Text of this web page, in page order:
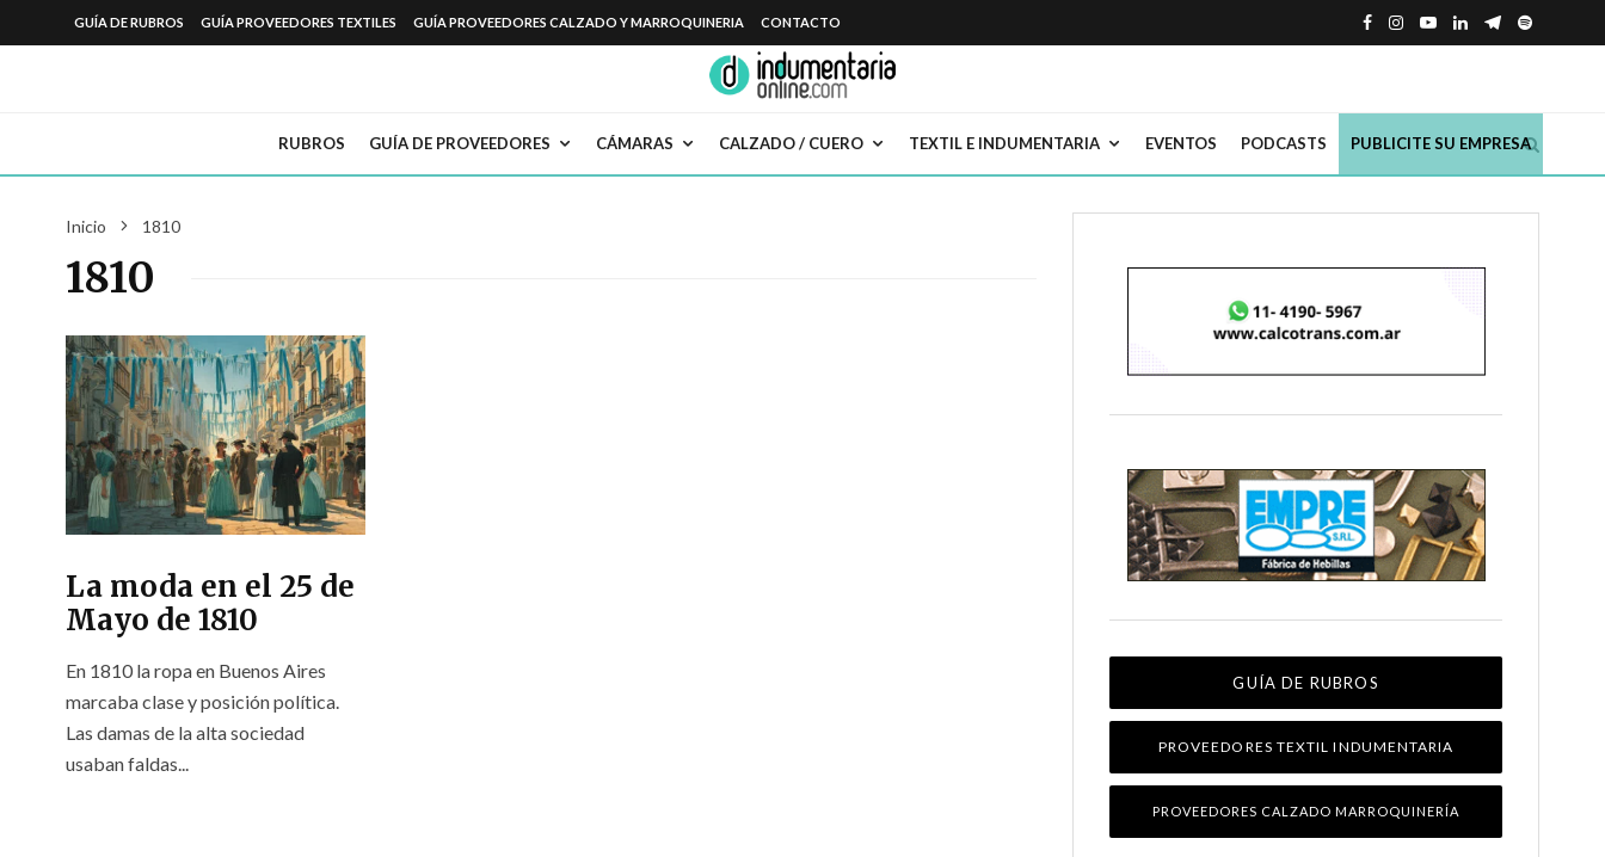
GUÍA DE RUBROS GUÍA PROVEEDORES TEXTILES GUÍA PROVEEDORES CALZADO Y MARROQUINERIA CONTACTO
RUBROS GUÍA DE PROVEEDORES CÁMARAS CALZADO / CUERO TEXTIL E INDUMENTARIA EVENTOS PODCASTS PUBLICITE SU EMPRESA
Inicio 1810
1810
La moda en el 25 de
Mayo de 1810
En 1810 la ropa en Buenos Aires
marcaba clase y posición política.
Las damas de la alta sociedad
usaban faldas...
GUÍA DE RUBROS
PROVEEDORES TEXTIL INDUMENTARIA
PROVEEDORES CALZADO MARROQUINERÍA